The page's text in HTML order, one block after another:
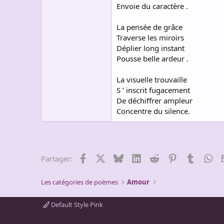
Ont les clés du retour
La lugubre délivrance
Permet pénible survie.
La conviction affuble
Belle étrangeté court
Accroît toute Beauté .
Des murs de pluie
Accusent la légende
Des yeux de rareté
Consultent jolis iris
Entraîne vaste plaie.
Buter des existences
Envoie du caractère .
La pensée de grâce
Traverse les miroirs
Déplier long instant
Pousse belle ardeur .
La visuelle trouvaille
S ’ inscrit fugacement
De déchiffrer ampleur
Concentre du silence.
Partager: Facebook BlueskyLinkedInReddit PinterestTumblr
Les catégories de poèmes Amour
Default Style Pink